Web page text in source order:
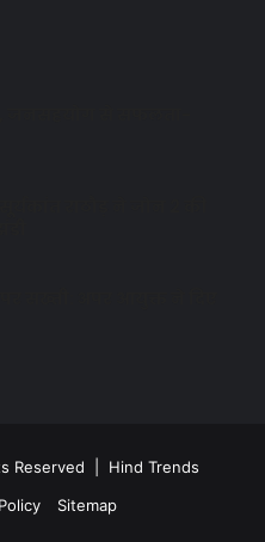
Reserved | Hind Trends
Sitemap